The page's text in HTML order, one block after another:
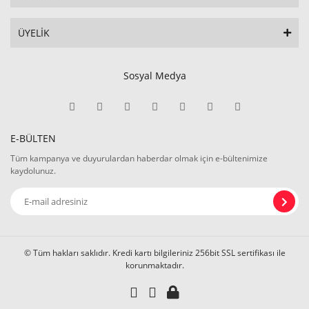
ÜYELİK
Sosyal Medya
E-BÜLTEN
Tüm kampanya ve duyurulardan haberdar olmak için e-bültenimize
kaydolunuz.
© Tüm hakları saklıdır. Kredi kartı bilgileriniz 256bit SSL sertifikası ile
korunmaktadır.